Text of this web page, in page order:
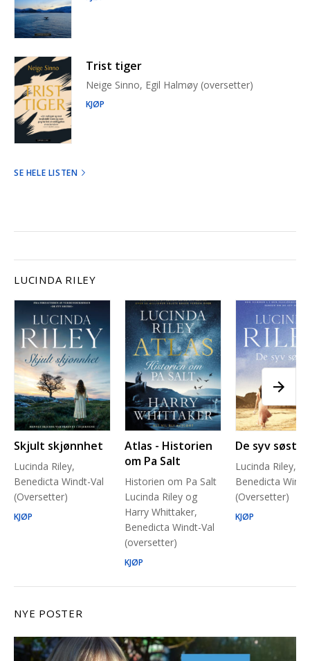
Trist tiger
Neige Sinno, Egil Halmøy (oversetter)
KJØP
SE HELE LISTEN
LUCINDA RILEY
Skjult skjønnhet
Lucinda Riley,
Benedicta Windt-Val
(Oversetter)
KJØP
Atlas - Historien
om Pa Salt
Historien om Pa Salt
Lucinda Riley og
Harry Whittaker,
Benedicta Windt-Val
(oversetter)
KJØP
De syv søstre
Lucinda Riley,
Benedicta
(Oversetter)
KJØP
NYE POSTER